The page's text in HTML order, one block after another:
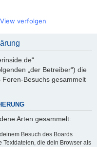
verfolgen
„der Betreiber“) die
Besuchs gesammelt
Arten gesammelt:
Besuch des Boards
die dein Browser als